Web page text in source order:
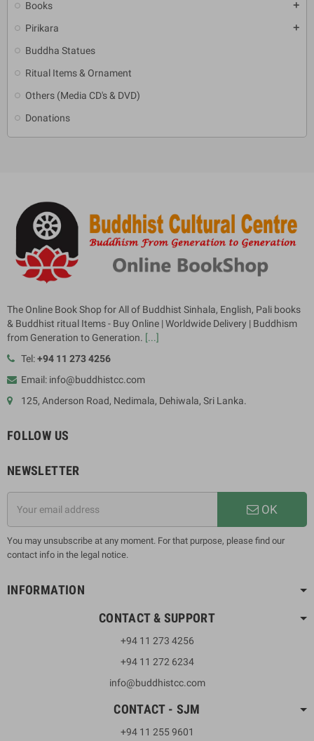
Books add
Pirikara add
Buddha Statues
Ritual Items & Ornament
Others (Media CD's & DVD)
Donations
The Online Book Shop for All of Buddhist Sinhala, English, Pali books
& Buddhist ritual Items - Buy Online | Worldwide Delivery | Buddhism
from Generation to Generation. [...]
Tel:+94 11 273 4256
Email: info@buddhistcc.com
125, Anderson Road, Nedimala, Dehiwala, Sri Lanka.
FOLLOW US
NEWSLETTER
OK
You may unsubscribe at any moment. For that purpose, please find our
contact info in the legal notice.
INFORMATION
CONTACT & SUPPORT
+94 11 273 4256
+94 11 272 6234
info@buddhistcc.com
CONTACT - SJM
+94 11 255 9601